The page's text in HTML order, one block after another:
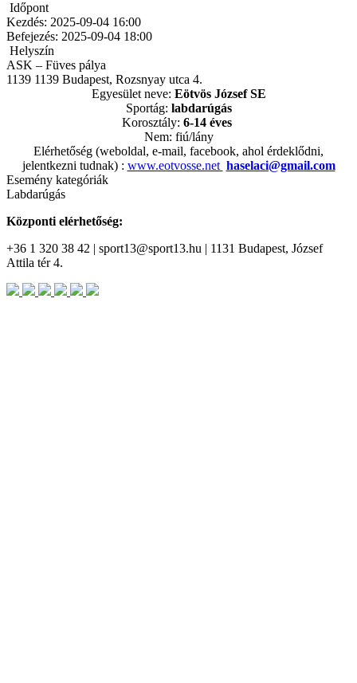
Időpont
Kezdés: 2025-09-04 16:00
Befejezés: 2025-09-04 18:00
Helyszín
ASK – Füves pálya
1139 1139 Budapest, Rozsnyay utca 4.
Egyesület neve: EötvösJózsef SE
Sportág: labdarúgás
Korosztály: 6-14 éves
Nem: fiú/lány
Elérhetőség (weboldal, e-mail, facebook, ahol érdeklődni,
jelentkezni tudnak) : www.eotvosse.net haselaci@gmail.com
Esemény kategóriák
Labdarúgás
Központi elérhetőség:
+36 1 320 38 42 | sport13@sport13.hu | 1131 Budapest, József
Attila tér 4.